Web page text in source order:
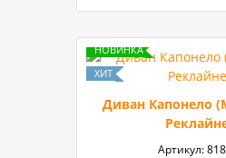
Диван Капонело
Артикул: